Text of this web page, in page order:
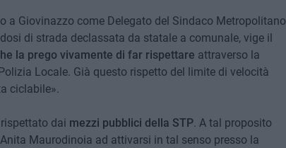
a Giovinazzo come Delegato del Sindaco Metropolitano
di strada declassata da statale a comunale, vige il
la prego vivamente di far rispettare attraverso la
Locale. Già questo rispetto del limite di velocità
ciclabile».
dai mezzi pubblici della STP. A tal proposito
Maurodinoia ad attivarsi in tal senso presso la